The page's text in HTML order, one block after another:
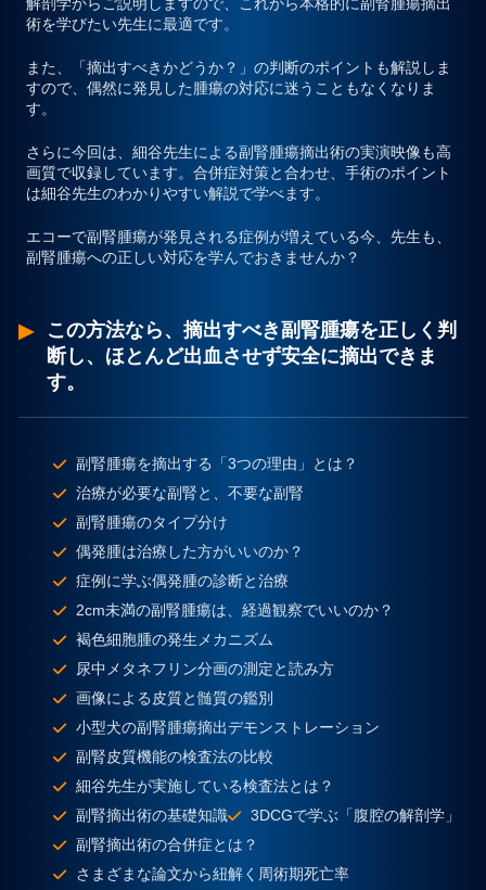
術を学びたい先生に最適です。
また、「摘出すべきかどうか？」の判断のポイントも解説しま
すので、偶然に発見した腫瘍の対応に迷うこともなくなりま
す。
さらに今回は、 細谷先生による副腎腫瘍摘出術の実演映像も高
画質で収録しています。合併症対策と合わせ、手術のポイント
は細谷先生のわかりやすい解説で学べます。
エコーで副腎腫瘍が発見される症例が増えている今、先生も、
副腎腫瘍への正しい対応を学んでおきませんか？
この方法なら、摘出すべき副腎腫瘍を正しく判
断し、ほとんど出血させず安全に摘出できま
す。
副腎腫瘍を摘出する「3つの理由」とは？
治療が必要な副腎と、不要な副腎
副腎腫瘍のタイプ分け
偶発腫は治療した方がいいのか？
症例に学ぶ偶発腫の診断と治療
2cm未満の副腎腫瘍は、経過観察でいいのか？
褐色細胞腫の発生メカニズム
尿中メタネフリン分画の測定と読み方
画像による皮質と髄質の鑑別
小型犬の副腎腫瘍摘出デモンストレーション
副腎皮質機能の検査法の比較
細谷先生が実施している検査法とは？
副腎摘出術の基礎知識
3DCGで学ぶ「腹腔の解剖学」
副腎摘出術の合併症とは？
さまざまな論文から紐解く周術期死亡率